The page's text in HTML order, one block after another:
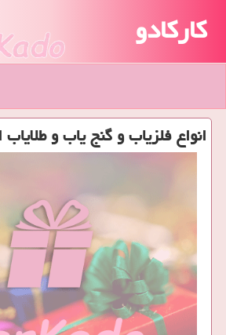
کارکادو
انواع فلزیاب و گنج یاب و طلایاب